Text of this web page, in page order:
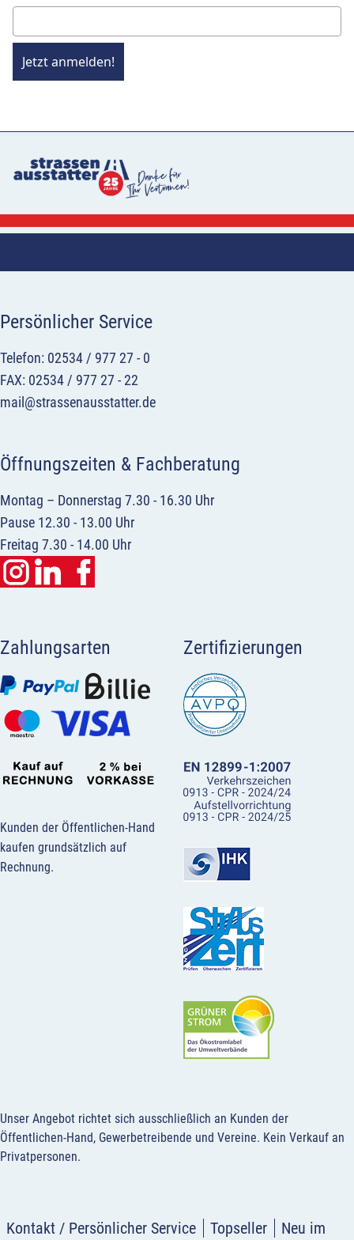
Jetzt anmelden!
Persönlicher Service
Telefon: 02534 / 977 27 - 0
FAX: 02534 / 977 27 - 22
mail@strassenausstatter.de
Öffnungszeiten & Fachberatung
Montag – Donnerstag 7.30 - 16.30 Uhr
Pause 12.30 - 13.00 Uhr
Freitag 7.30 - 14.00 Uhr
Zahlungsarten
Kunden der Öffentlichen-Hand
kaufen grundsätzlich auf
Rechnung.
Zertifizierungen
Unser Angebot richtet sich ausschließlich an Kunden der
Öffentlichen-Hand, Gewerbetreibende und Vereine. Kein Verkauf an
Privatpersonen.
Kontakt / Persönlicher Service Topseller Neu im